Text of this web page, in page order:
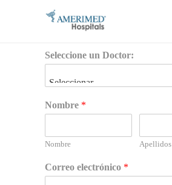
Seleccione un Doctor:
Nombre *
Nombre Apellidos
Correo electrónico *